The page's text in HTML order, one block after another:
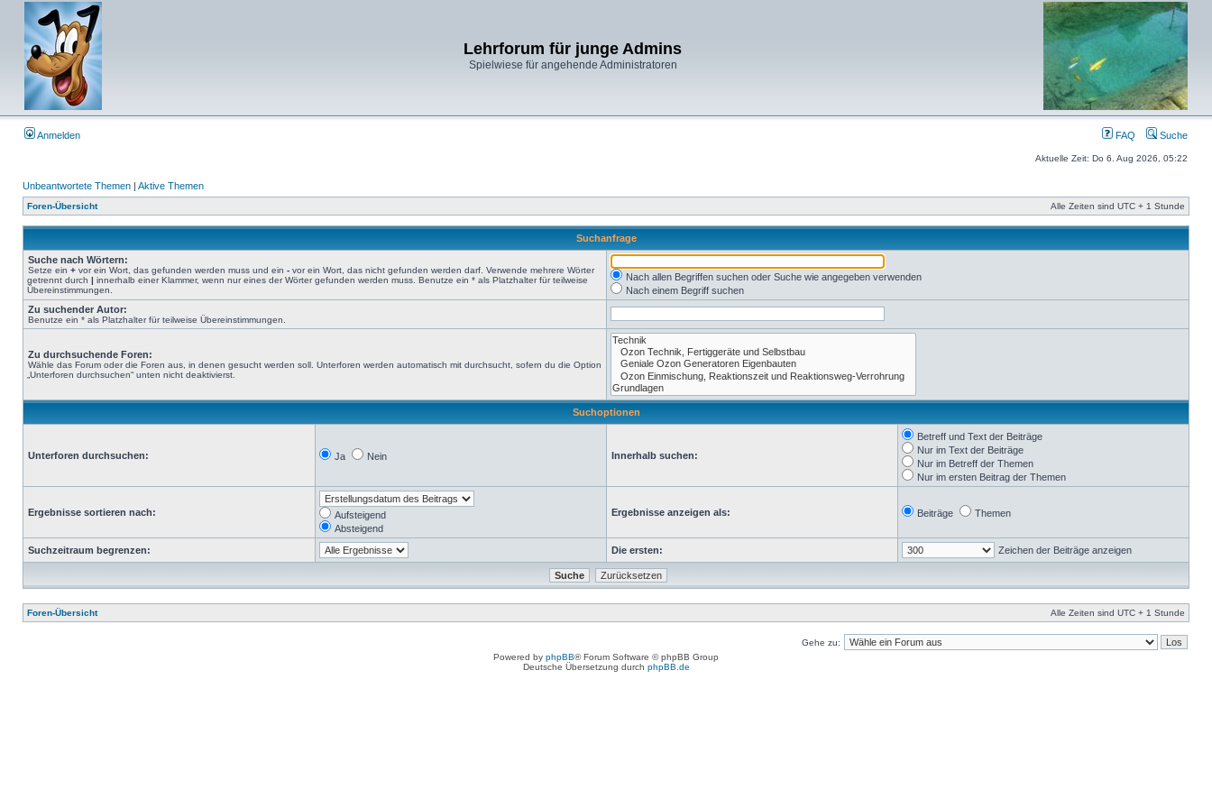
Lehrforum für junge Admins
Spielwiese für angehende Administratoren
Anmelden FAQ Suche
Aktuelle Zeit: Do 6. Aug 2026, 05:22
Unbeantwortete Themen | Aktive Themen
Foren-Übersicht Alle Zeiten sind UTC + 1 Stunde
Suchanfrage
Suche nach Wörtern:
Setze ein + vor ein Wort, das gefunden werden muss und ein - vor ein Wort, das nicht gefunden werden darf. Verwende mehrere Wörter
getrennt durch | innerhalb einer Klammer, wenn nur eines der Wörter gefunden werden muss. Benutze ein * als Platzhalter für teilweise
Übereinstimmungen.
Nach allen Begriffen suchen oder Suche wie angegeben verwenden
Nach einem Begriff suchen
Zu suchender Autor:
Benutze ein * als Platzhalter für teilweise Übereinstimmungen.
Zu durchsuchende Foren:
Wähle das Forum oder die Foren aus, in denen gesucht werden soll. Unterforen werden automatisch mit durchsucht, sofern du die Option
„Unterforen durchsuchen“ unten nicht deaktivierst.
Suchoptionen
Unterforen durchsuchen: Ja Nein Innerhalb suchen:
Betreff und Text der Beiträge
Nur im Text der Beiträge
Nur im Betreff der Themen
Nur im ersten Beitrag der Themen
Ergebnisse sortieren nach:
Aufsteigend
Absteigend
Ergebnisse anzeigen als: Beiträge Themen
Suchzeitraum begrenzen: Die ersten: Zeichen der Beiträge anzeigen
Foren-Übersicht Alle Zeiten sind UTC + 1 Stunde
Gehe zu:
Powered by phpBB® Forum Software © phpBB Group
Deutsche Übersetzung durch phpBB.de